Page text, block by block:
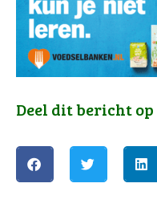
Deel dit bericht